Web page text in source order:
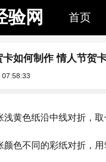
验网 首页
卡如何制作 情人节贺
07:58:33
浅黄色纸沿中线对折，
颜色不同的彩纸对折，